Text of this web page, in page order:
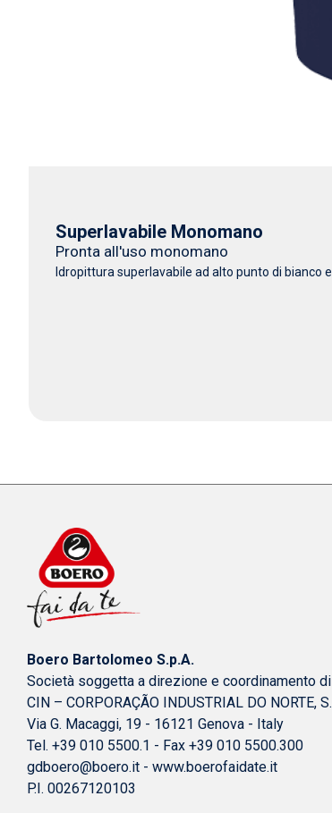
Superlavabile Monomano
Pronta all'uso monomano
Idropittura superlavabile ad alto punto di bianco
Boero Bartolomeo S.p.A.
Società soggetta a direzione e coordinamento di
CIN – CORPORAÇÃO INDUSTRIAL DO NORTE,
Via G. Macaggi, 19 - 16121 Genova - Italy
Tel. +39 010 5500.1 - Fax +39 010 5500.300
gdboero@boero.it - www.boerofaidate.it
P.I. 00267120103